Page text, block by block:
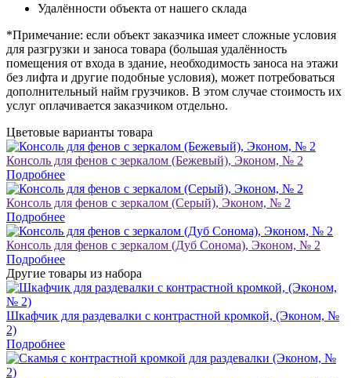
Удалённости объекта от нашего склада
*Примечание: если объект заказчика имеет сложные условия
для разгрузки и заноса товара (большая удалённость
помещения от входа в здание, необходимость заноса на этажи
без лифта и другие подобные условия), может потребоваться
дополнительный найм грузчиков. В этом случае стоимость их
услуг оплачивается заказчиком отдельно.
Цветовые варианты товара
Консоль для фенов с зеркалом (Бежевый), Эконом, № 2
Подробнее
Консоль для фенов с зеркалом (Серый), Эконом, № 2
Подробнее
Консоль для фенов с зеркалом (Дуб Сонома), Эконом, № 2
Подробнее
Другие товары из набора
Шкафчик для раздевалки с контрастной кромкой, (Эконом, №
2)
Подробнее